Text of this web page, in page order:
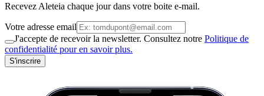
Recevez Aleteia chaque jour dans votre boite e-mail.
Votre adresse email
J'accepte de recevoir la newsletter. Consultez notre Politique de
confidentialité pour en savoir plus.
S'inscrire